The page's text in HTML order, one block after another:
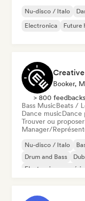
Nu-disco / Italo
Electronica
Future
Booker,
> 800
Bass MusicBeats /
Dance musicDance
Trouver ou
Manager/
Nu-disco / Italo
Drum and Bass
Electronique